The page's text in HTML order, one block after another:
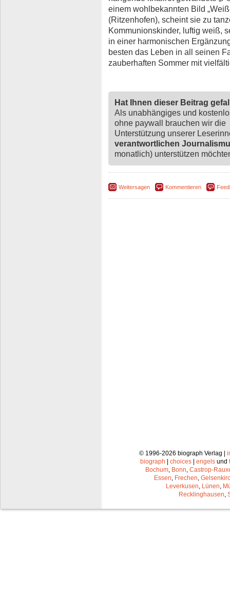
einem wohlbekannten Bild
(Ritzenhofen), scheint sie zu
Kom­munions­kinder, luftig weiß,
in einer harmonischen
besten das Leben in all seinen
zauberhaften Sommer mit
Hat Ihnen dieser Beitrag
Als unabhängiges und
ohne paywall brauchen wir die
Unterstützung unserer
verantwortlichen
monatlich) unterstützen
Weitersagen Kommentieren
© 1996-2026 biograph Verlag |
biograph | choices | engels und
Bochum Bonn Castrop-
Essen Frechen
Leverkusen Lünen
Recklinghausen